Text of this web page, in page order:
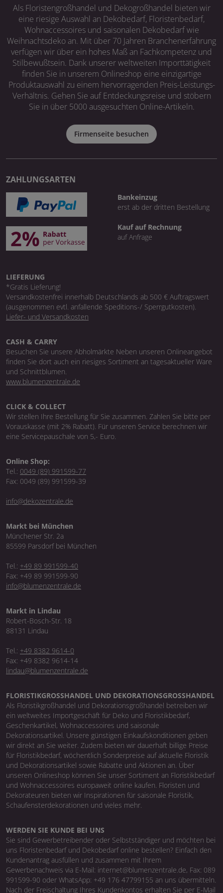
Als Floristengroßhandel und Dekogroßhandel bieten wir
eine riesige Auswahl an Dekobedarf, Floristenbedarf,
Wohnaccessoires und saisonalen Dekobedarf wie
Weihnachtsdeko an. Mit über 70 Jahren Branchenerfahrung
verfügen wir über ein hohes Maß an Fachkompetenz und
Stilbewußtsein. Dank unserer weltweiten Importtätigkeit
finden Sie in unserem Onlineshop eine einzigartige
Produktauswahl zu einem hervorragenden Preis-Leistungs-
Verhältnis. Gehen Sie auf Entdeckungsreise und stöbern
Sie in über 5000 ausgesuchten Online-Artikeln.
Firmenseite besuchen
ZAHLUNGSARTEN
Bankeinzug
erst ab der dritten Bestellung
Kauf auf Rechnung
auf Anfrage
LIEFERUNG
*Gratis Lieferung!
Versandkostenfrei innerhalb Deutschlands ab 500 € Auftragswert
(ausgenommen evtl. anfallende Speditions-/ Sperrgutkosten).
Liefer- und Versandkosten
CASH & CARRY
Besuchen Sie unsere Abholmärkte Neben unseren Onlineangebot
finden Sie dort auch ein riesiges Sortiment an tagesaktueller Ware
und Schnittblumen.
www.blumenzentrale.de
CLICK & COLLECT
Wir stellen Ihre Bestellung für Sie zusammen. Zahlen Sie bitte per
Vorauskasse (mit 2% Rabatt). Für unseren Service berechnen wir
eine Servicepauschale von 5,- Euro.
Online Shop:
Tel.: 0049 (89) 991599-77
Fax: 0049 (89) 991599-39
info@dekozentrale.de
Markt bei München
Münchener Str. 2a
85599 Parsdorf bei München
Tel.: +49 89 991599-40
Fax: +49 89 991599-90
info@blumenzentrale.de
Markt in Lindau
Robert-Bosch-Str. 18
88131 Lindau
Tel.: +49 8382 9614-0
Fax: +49 8382 9614-14
lindau@blumenzentrale.de
FLORISTIKGROSSHANDEL UND DEKORATIONSGROSSHANDEL
Als Floristikgroßhandel und Dekorationsgroßhandel betreiben wir
ein weltweites Importgeschäft für Deko und Floristikbedarf,
Geschenkartikel, Wohnaccessoires und saisonale
Dekorationsartikel. Unsere günstigen Einkaufskonditionen geben
wir direkt an Sie weiter. Zudem bieten wir dauerhaft billige Preise
für Floristikbedarf, wöchentlich Sonderpreise auf aktuelle Floristik
und Dekorationsartikel sowie Rabatte und Aktionen an. Über
unseren Onlineshop können Sie unser Sortiment an Floristikbedarf
und Wohnaccessoires europaweit online kaufen. Floristen und
Dekorateuren bieten wir Inspirationen für saisonale Floristik,
Schaufensterdekorationen und vieles mehr.
WERDEN SIE KUNDE BEI UNS
Sie sind Gewerbetreibender oder Selbstständiger und möchten bei
uns Floristenbedarf und Dekobedarf online bestellen? Einfach den
Kundenantrag ausfüllen und zusammen mit Ihrem
Gewerbenachweis via E-Mail: internet@blumenzentrale.de, Fax: 089
991599-90 oder WhatsApp: +49 176 47799155 an uns übermitteln.
Nach der Freischaltung Ihres Kundenkontos erhalten Sie per E-Mail